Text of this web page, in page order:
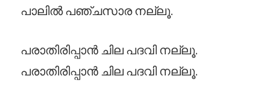
പാലിൽ പഞ്ചസാര നല്ലൂ.
പരാതിരിപ്പാൻ ചില പദവി നല്ലൂ.
പരാതിരിപ്പാൻ ചില പദവി നല്ലൂ.